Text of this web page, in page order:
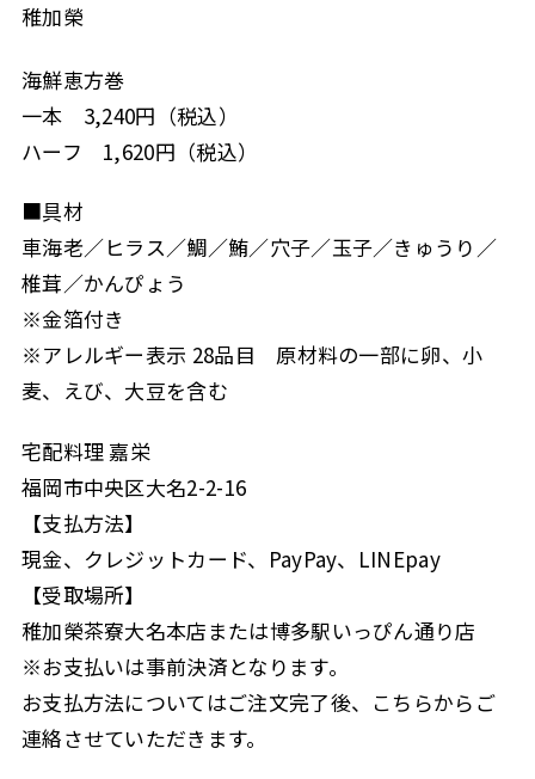
稚加榮
海鮮恵方巻
一本 3,240円（税込）
ハーフ 1,620円（税込）
■具材
車海老／ヒラス／鯛／鮪／穴子／玉子／きゅうり／
椎茸／かんぴょう
※金箔付き
※アレルギー表示 28品目 原材料の一部に卵、小
麦、えび、大豆を含む
宅配料理 嘉栄
福岡市中央区大名2-2-16
【支払方法】
現金、クレジットカード、PayPay、LINEpay
【受取場所】
稚加榮茶寮大名本店または博多駅いっぴん通り店
※お支払いは事前決済となります。
お支払方法についてはご注文完了後、こちらからご
連絡させていただきます。